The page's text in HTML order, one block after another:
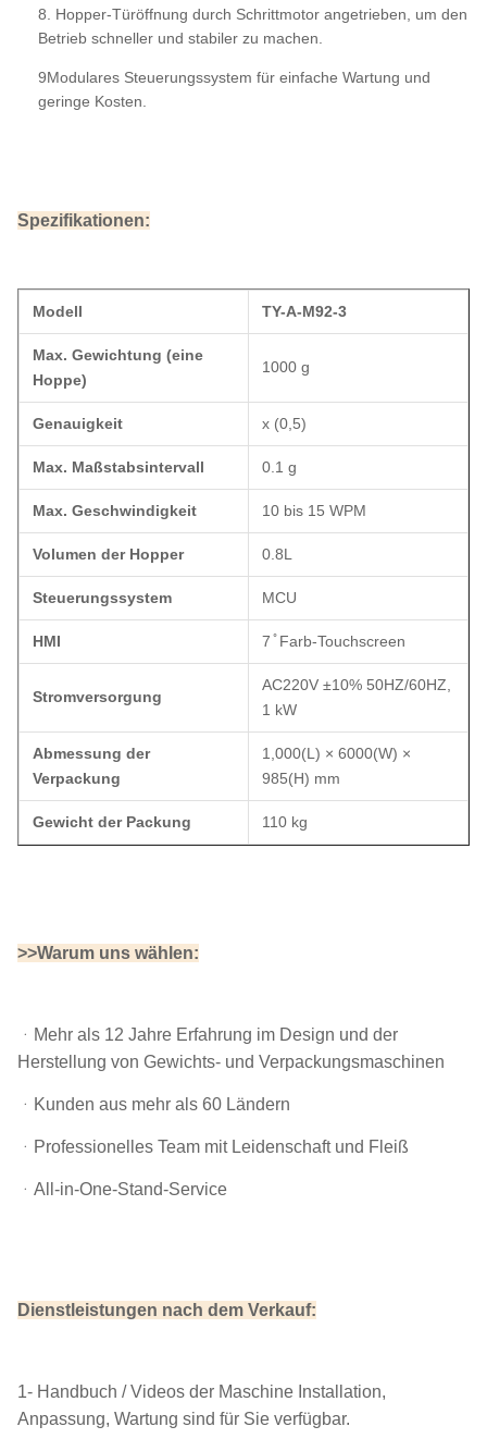
8. Hopper-Türöffnung durch Schrittmotor angetrieben, um den
Betrieb schneller und stabiler zu machen.
9Modulares Steuerungssystem für einfache Wartung und
geringe Kosten.
Spezifikationen:
Modell TY-A-M92-3
Max. Gewichtung (eine
Hoppe)
1000 g
Genauigkeit x (0,5)
Max. Maßstabsintervall 0.1 g
Max. Geschwindigkeit 10 bis 15 WPM
Volumen der Hopper 0.8L
Steuerungssystem MCU
HMI 7 ̊ Farb-Touchscreen
Stromversorgung
AC220V ±10% 50HZ/60HZ,
1 kW
Abmessung der
Verpackung
1,000(L) × 6000(W) ×
985(H) mm
Gewicht der Packung 110 kg
>>Warum uns wählen:
ᆞ Mehr als 12 Jahre Erfahrung im Design und der
Herstellung von Gewichts- und Verpackungsmaschinen
ᆞKunden aus mehr als 60 Ländern
ᆞProfessionelles Team mit Leidenschaft und Fleiß
ᆞAll-in-One-Stand-Service
Dienstleistungen nach dem Verkauf:
1- Handbuch / Videos der Maschine Installation,
Anpassung, Wartung sind für Sie verfügbar.